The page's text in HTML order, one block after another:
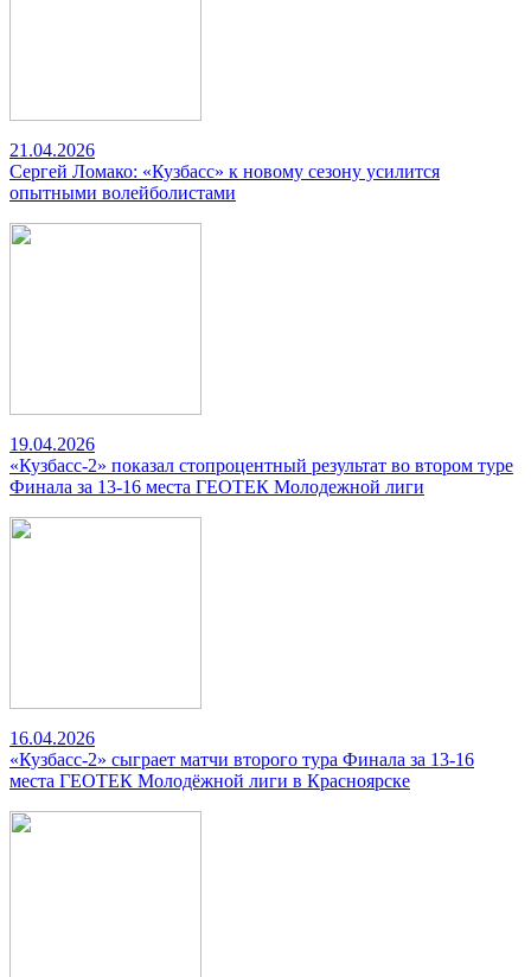
21.04.2026
Сергей Ломако: «Кузбасс» к новому сезону усилится
опытными волейболистами
19.04.2026
«Кузбасс-2» показал стопроцентный результат во втором туре
Финала за 13-16 места ГЕОТЕК Молодежной лиги
16.04.2026
«Кузбасс-2» сыграет матчи второго тура Финала за 13-16
места ГЕОТЕК Молодёжной лиги в Красноярске